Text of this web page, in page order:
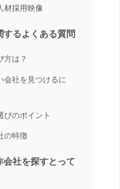
材採用映像
るよくある質問
方は？
会社を見つけるに
びのポイント
の特徴
会社を探すとって